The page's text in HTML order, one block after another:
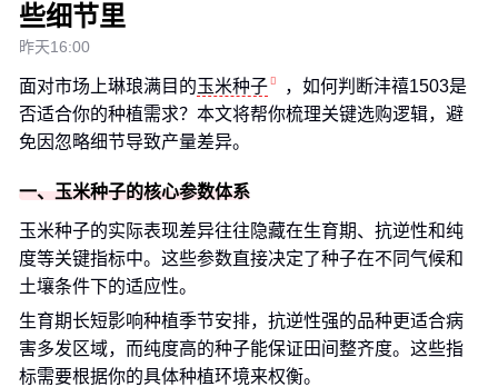
些细节里
昨天16:00
面对市场上琳琅满目的玉米种子
，如何判断沣禧1503是
否适合你的种植需求？本文将帮你梳理关键选购逻辑，避
免因忽略细节导致产量差异。
一、玉米种子的核心参数体系
玉米种子的实际表现差异往往隐藏在生育期、抗逆性和纯
度等关键指标中。这些参数直接决定了种子在不同气候和
土壤条件下的适应性。
生育期长短影响种植季节安排，抗逆性强的品种更适合病
害多发区域，而纯度高的种子能保证田间整齐度。这些指
标需要根据你的具体种植环境来权衡。